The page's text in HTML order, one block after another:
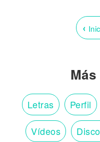
‹
Letras Perfil
Vídeos